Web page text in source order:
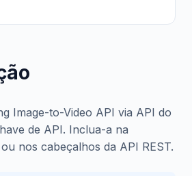
Image-to-Video API via API do
de API. Inclua-a na
nos cabeçalhos da API REST.